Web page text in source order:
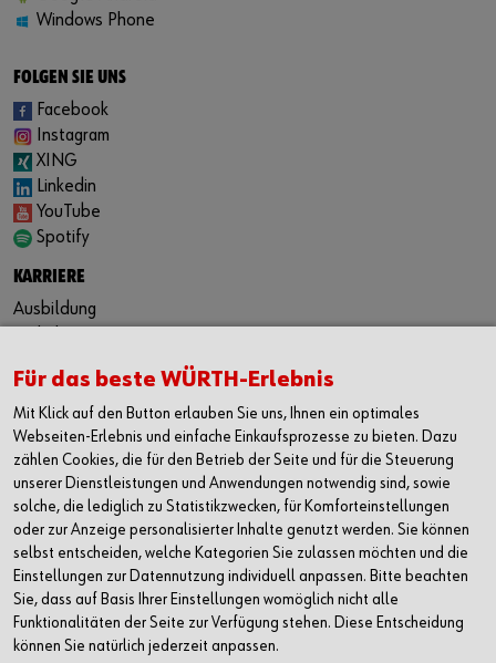
Windows Phone
FOLGEN SIE UNS
Facebook
Instagram
XING
Linkedin
YouTube
Spotify
KARRIERE
Ausbildung
Festanstellung
Jobbörse
KONTAKT
Würth Industrie Service GmbH & Co. KG
Industriepark Würth, Drillberg
97980 Bad Mergentheim
Deutschland
T +49 7931 91-0
F +49 7931 91-4000
info@wuerth-industrie.com
Für das beste WÜRTH-Erlebnis
Mit Klick auf den Button erlauben Sie uns, Ihnen ein optimales
Webseiten-Erlebnis und einfache Einkaufsprozesse zu bieten. Dazu
zählen Cookies, die für den Betrieb der Seite und für die Steuerung
unserer Dienstleistungen und Anwendungen notwendig sind, sowie
solche, die lediglich zu Statistikzwecken, für Komforteinstellungen
oder zur Anzeige personalisierter Inhalte genutzt werden. Sie können
selbst entscheiden, welche Kategorien Sie zulassen möchten und die
Einstellungen zur Datennutzung individuell anpassen. Bitte beachten
Sie, dass auf Basis Ihrer Einstellungen womöglich nicht alle
Funktionalitäten der Seite zur Verfügung stehen. Diese Entscheidung
können Sie natürlich jederzeit anpassen.